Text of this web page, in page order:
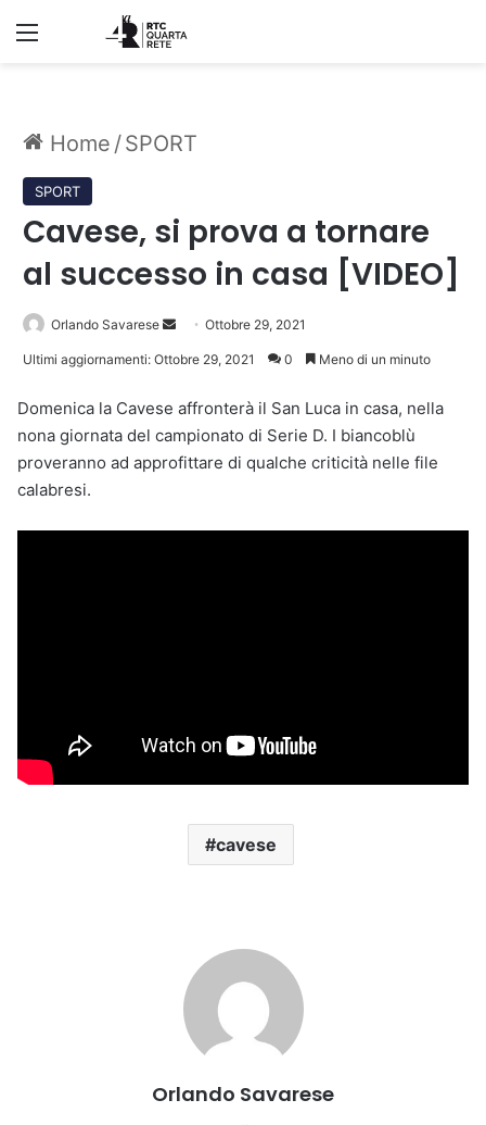
Menu
Home /SPORT
SPORT
Cavese, si prova a tornare
al successo in casa [VIDEO]
Orlando Savarese
Invia Ottobre 29, 2021
Ultimi aggiornamenti: Ottobre 29, 2021 0 Meno di un minuto
Domenica la Cavese affronterà il San Luca in casa, nella
nona giornata del campionato di Serie D. I biancoblù
proveranno ad approfittare di qualche criticità nelle file
calabresi.
cavese
Orlando Savarese